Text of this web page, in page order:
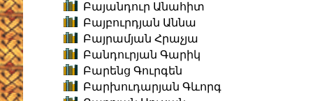
Բայանդուր Անահիտ
Բայբուրդյան Աննա
Բայրամյան Հրաչյա
Բանդուրյան Գարիկ
Բարենց Գուրգեն
Բարխուդարյան Գևորգ